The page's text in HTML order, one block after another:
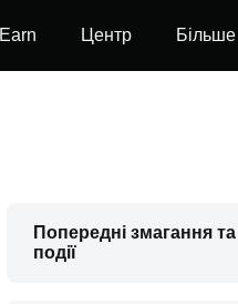
Earn Центр Більше
Попередні змагання та
події